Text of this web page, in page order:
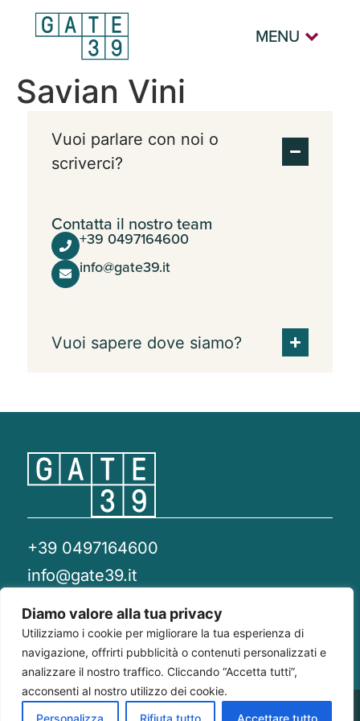
Diamo valore alla tua privacy
Utilizziamo i cookie per migliorare la tua esperienza di
navigazione, offrirti pubblicità o contenuti personalizzati e
analizzare il nostro traffico. Cliccando “Accetta tutti”,
acconsenti al nostro utilizzo dei cookie.
Personalizza
Rifiuta tutto Accettare tutto
MENU
Savian Vini
Vuoi parlare con noi o
scriverci?
Contatta il nostro team
+39 0497164600
info@gate39.it
Vuoi sapere dove siamo?
+39 0497164600
info@gate39.it
gate39@pec.it
Privacy Policy Whistleblowing Compliance 231
Gate 39 Largo Francesco Richini, 2/A 20122 P.Iva/CF